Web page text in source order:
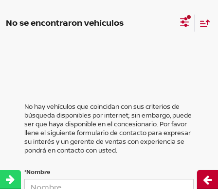
No se encontraron vehículos
No hay vehículos que coincidan con sus criterios de
búsqueda disponibles por internet; sin embargo, puede
ser que haya disponible en el concesionario. Por favor
llene el siguiente formulario de contacto para expresar
su interés y un gerente de ventas con experiencia se
pondrá en contacto con usted.
*Nombre